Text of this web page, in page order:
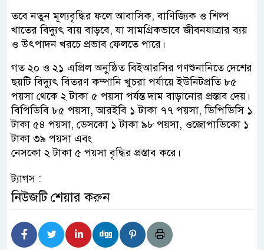
তবে নতুন মূল্যবৃদ্ধির ফলে আবাসিক, বাণিজ্যিক ও শিল্প
খাতের বিদ্যুৎ ব্যয় বাড়বে, যা সামগ্রিকভাবে জীবনযাত্রার ব্যয়
ও উৎপাদন খরচে প্রভাব ফেলতে পারে।
গত ২০ ও ২১ এপ্রিল অনুষ্ঠিত বিইআরসির গণশুনানিতে দেশের
ছয়টি বিদ্যুৎ বিতরণ কম্পানি খুচরা পর্যায়ে ইউনিটপ্রতি ৮৫
পয়সা থেকে ২ টাকা ৫ পয়সা পর্যন্ত দাম বাড়ানোর প্রস্তাব দেয়।
বিপিডিবি ৮৫ পয়সা, আরইবি ১ টাকা ৭৭ পয়সা, ডিপিডিসি ১
টাকা ৫৪ পয়সা, ডেসকো ১ টাকা ৯৮ পয়সা, ওজোপাডিকো ১
টাকা ৩৯ পয়সা এবং
নেসকো ২ টাকা ৫ পয়সা বৃদ্ধির প্রস্তাব করে।
ট্যাগস :
নিউজটি শেয়ার করুন